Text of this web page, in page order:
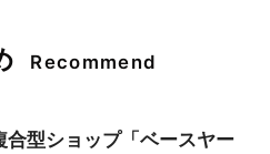
Recommend
合型ショップ「ベースヤー